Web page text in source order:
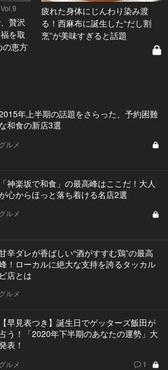
贅沢
を取
の恵方
疲れた身体にじんわり染み渡
る！西麻布に誕生した“だし割
烹”が美味すぎると話題
年上半期の話題をさらった、予約困難
な和食の新店3選
グルメ
「神楽坂で和食」の最高峰はここだ！大人
心からほっと落ち着ける名店2選
グルメ
辛ダレが香ばしい“酒がすすむ鶏”の最高
！ローカルに絶大な支持を誇るタッカル
ビ店とは
グルメ
【早見表つき】誕生日でゲッターズ飯田が
う！「2020年下半期のあなたの運勢」大
表！
グルメ 1